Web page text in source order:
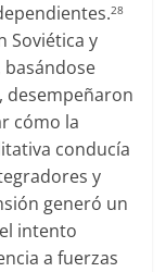
28
Soviética y
basándose
desempeñaron
cómo la
conducía
y
generó un
intento
a fuerzas